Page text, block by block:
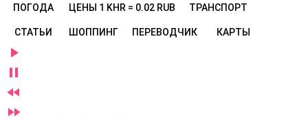
ПОГОДА ЦЕНЫ 1 KHR = 0.02 RUB ТРАНСПОРТ
СТАТЬИ ШОППИНГ ПЕРЕВОДЧИК КАРТЫ



